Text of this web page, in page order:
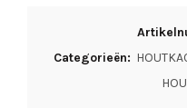
Categorieën: